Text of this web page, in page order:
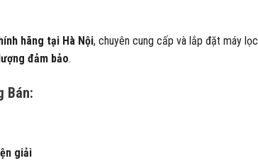
hãng tại Hà Nội, chuyên cung cấp và lắp đặt máy
đảm bảo.
Bán:
giải